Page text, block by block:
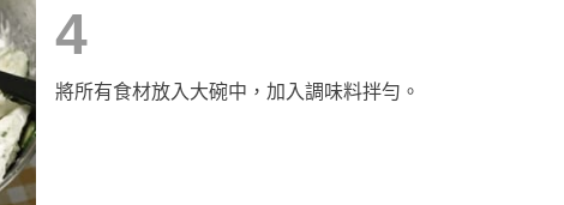
4
將所有食材放入大碗中，加入調味料拌勻。